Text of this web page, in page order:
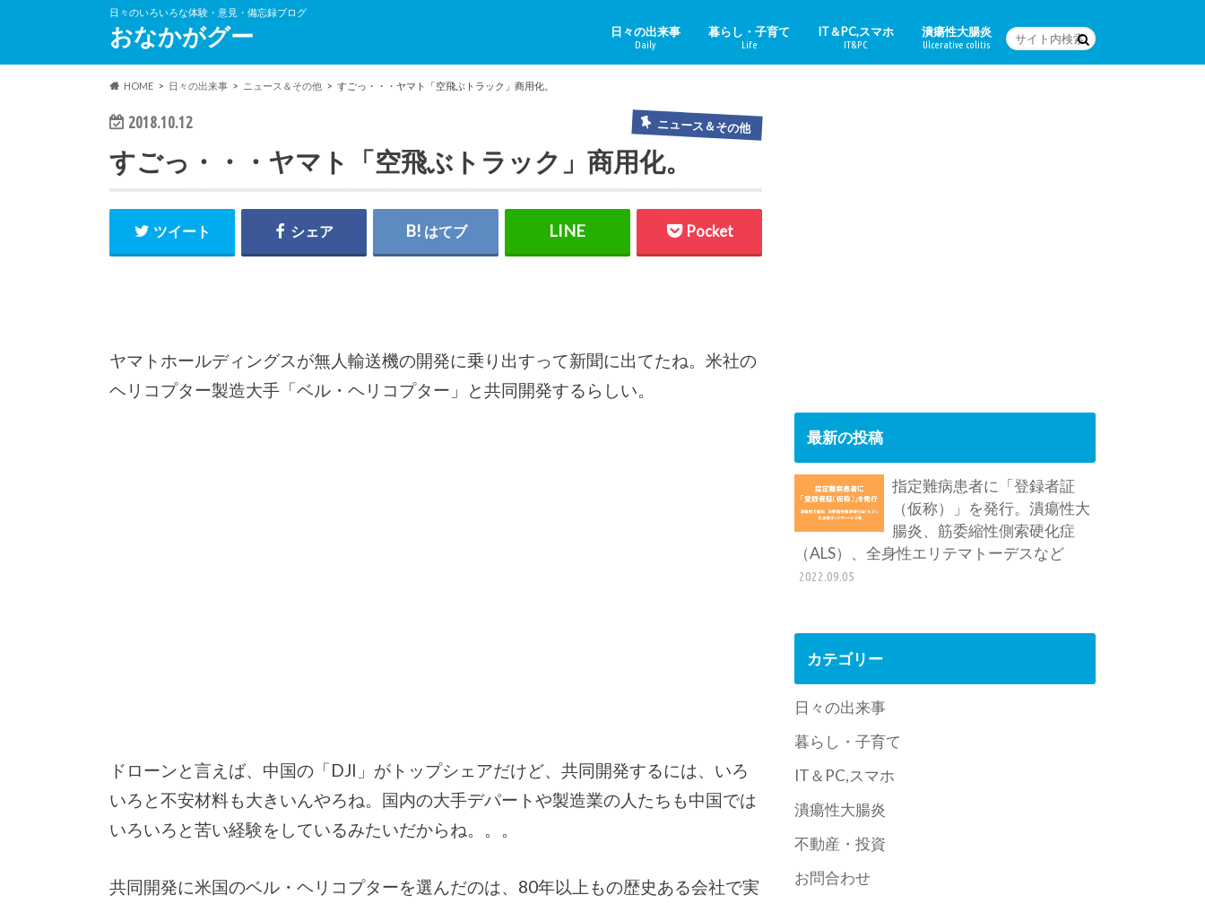
日々のいろいろな体験・意見・備忘録ブログ
おなかがグー 日々の出来事
Daily
暮らし・子育て
Life
IT＆PC,スマホ
IT&PC
潰瘍性大腸炎
Ulcerative colitis
HOME 日々の出来事 ニュース＆その他 すごっ・・・ヤマト「空飛ぶトラック」商用化。
2018.10.12 ニュース＆その他
すごっ・・・ヤマト「空飛ぶトラック」商用化。
ツイート シェア はてブ Pocket
ヤマトホールディングスが無人輸送機の開発に乗り出すって新聞に出てたね。米社の
ヘリコプター製造大手「ベル・ヘリコプター」と共同開発するらしい。
ドローンと言えば、中国の「DJI」がトップシェアだけど、共同開発するには、いろ
いろと不安材料も大きいんやろね。国内の大手デパートや製造業の人たちも中国では
いろいろと苦い経験をしているみたいだからね。。。
共同開発に米国のベル・ヘリコプターを選んだのは、80年以上もの歴史ある会社で実
最新の投稿
指定難病患者に「登録者証
（仮称）」を発行。潰瘍性大
腸炎、筋委縮性側索硬化症
（ALS）、全身性エリテマトーデスなど
2022.09.05
カテゴリー
日々の出来事
暮らし・子育て
IT＆PC,スマホ
潰瘍性大腸炎
不動産・投資
お問合わせ